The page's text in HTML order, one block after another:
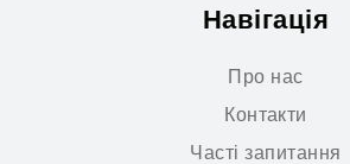
Навігація
Про нас
Контакти
Часті запитання